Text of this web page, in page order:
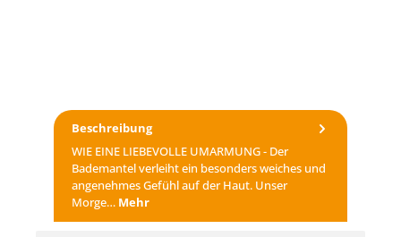
Beschreibung
WIE EINE LIEBEVOLLE UMARMUNG - Der
Bademantel verleiht ein besonders weiches und
angenehmes Gefühl auf der Haut. Unser
Morge… Mehr